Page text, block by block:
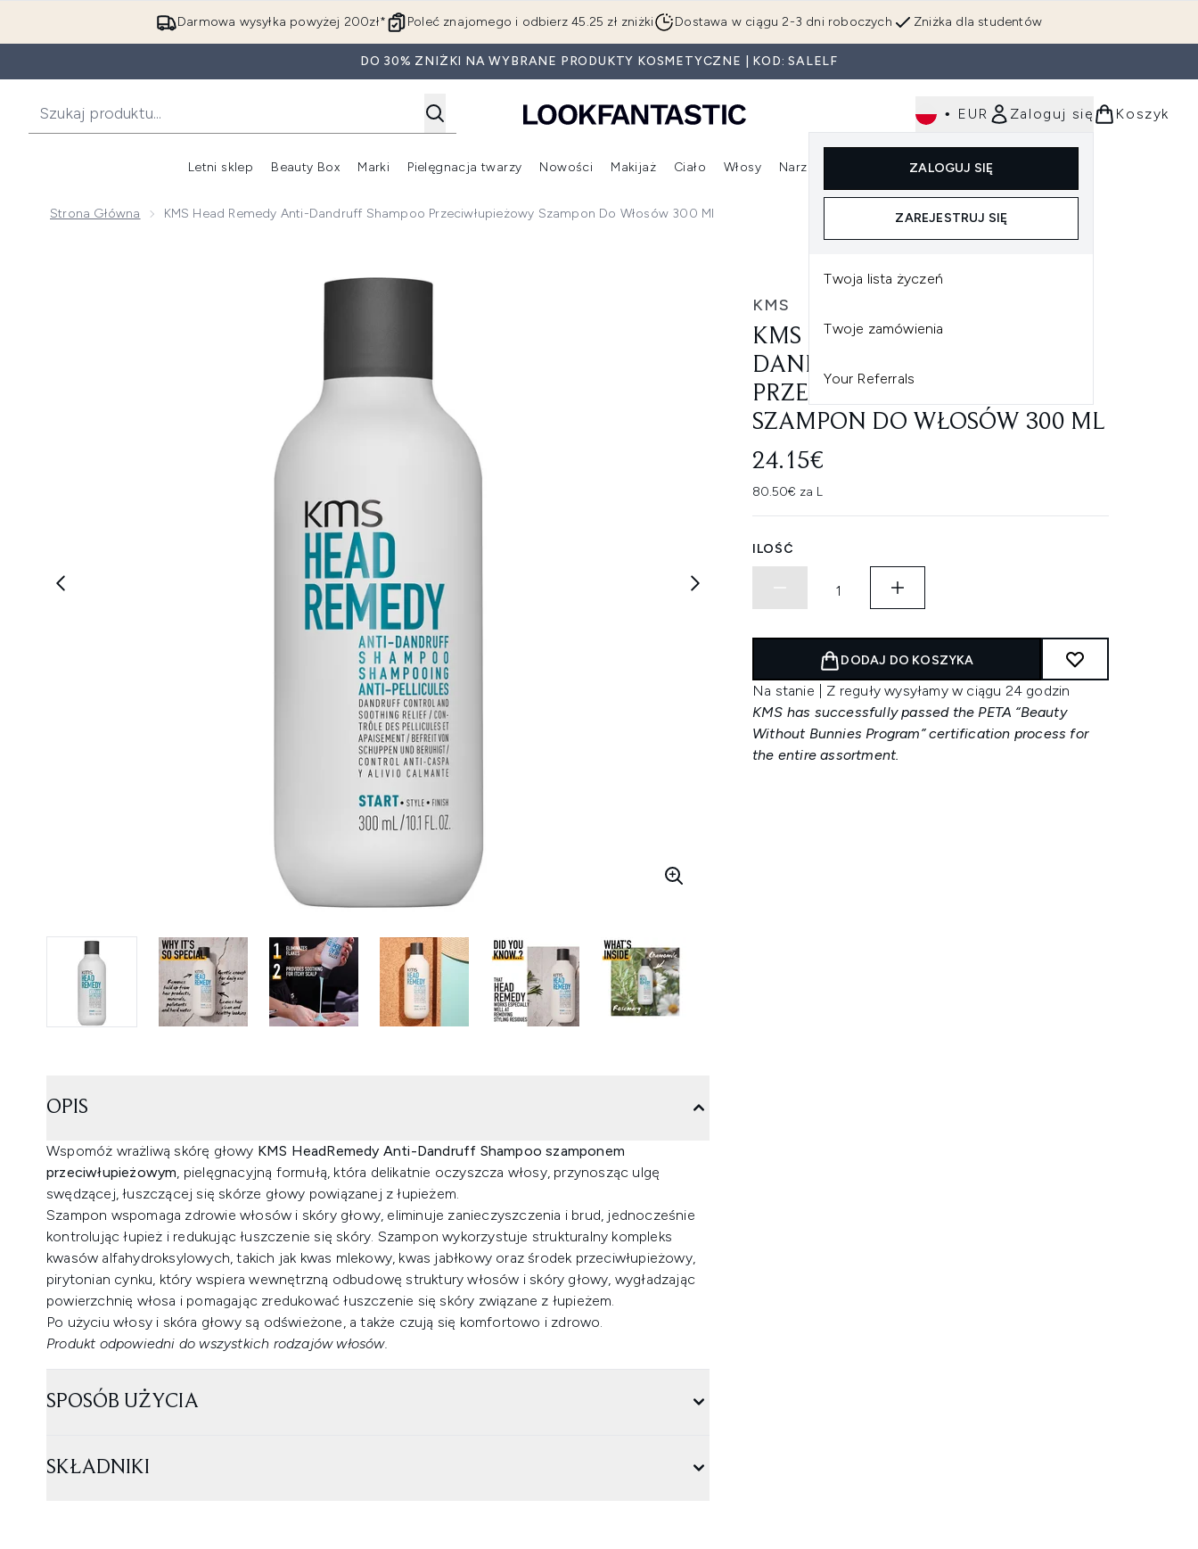
Przejdź do głównej treści
Darmowa wysyłka powyżej 200zł* Zniżka dla studentów
Poleć znajomego i odbierz 45.25 zł zniżki Dostawa w ciągu 2-3 dni roboczych
DO 30% ZNIŻKI NA WYBRANE PRODUKTY KOSMETYCZNE | KOD: SALELF
• EUR Zaloguj się
ZALOGUJ SIĘ
ZAREJESTRUJ SIĘ
Twoja lista życzeń
Twoje zamówienia
Your Referrals
Koszyk
Letni sklep Beauty Box
Wejdź do podmenu (Beauty Box)
Marki
Wejdź do podmenu (Marki)
Pielęgnacja twarzy
Wejdź do podmenu (Pielęgnacja twarzy)
Nowości
Wejdź do podmenu (Nowości)
Makijaż
Wejdź do podmenu (Makijaż)
Ciało Włosy
Wejdź do podmenu (Włosy)
Narzędzia
Wejdź do podmenu (Narzędzia)
Dla mężczyzn
Strona Główna KMS Head Remedy Anti-Dandruff Shampoo Przeciwłupieżowy Szampon Do Włosów 300 Ml
KMS
KMS HEAD REMEDY ANTI-
DANDRUFF SHAMPOO
PRZECIWŁUPIEŻOWY
SZAMPON DO WŁOSÓW 300 ML
24.15€
80.50€ za L
ILOŚĆ
DODAJ DO KOSZYKA
Na stanie | Z reguły wysyłamy w ciągu 24 godzin
KMS has successfully passed the PETA “Beauty
Without Bunnies Program” certification process for
the entire assortment.
OPIS
Wspomóż wrażliwą skórę głowy KMS HeadRemedy Anti-Dandruff Shampoo szamponem
przeciwłupieżowym, pielęgnacyjną formułą, która delikatnie oczyszcza włosy, przynosząc ulgę
swędzącej, łuszczącej się skórze głowy powiązanej z łupieżem.
Szampon wspomaga zdrowie włosów i skóry głowy, eliminuje zanieczyszczenia i brud, jednocześnie
kontrolując łupież i redukując łuszczenie się skóry. Szampon wykorzystuje strukturalny kompleks
kwasów alfahydroksylowych, takich jak kwas mlekowy, kwas jabłkowy oraz środek przeciwłupieżowy,
pirytonian cynku, który wspiera wewnętrzną odbudowę struktury włosów i skóry głowy, wygładzając
powierzchnię włosa i pomagając zredukować łuszczenie się skóry związane z łupieżem.
Po użyciu włosy i skóra głowy są odświeżone, a także czują się komfortowo i zdrowo.
Produkt odpowiedni do wszystkich rodzajów włosów.
SPOSÓB UŻYCIA
SKŁADNIKI